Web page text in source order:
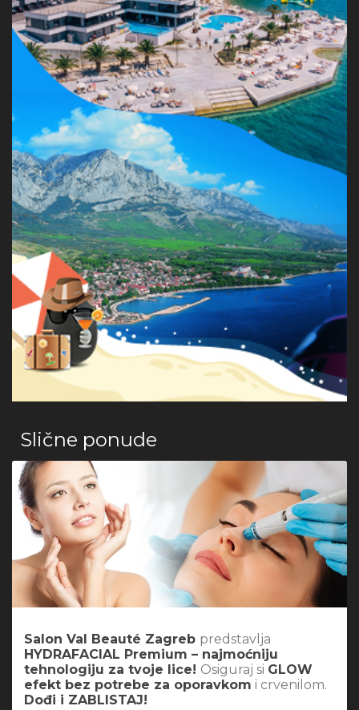
Slične ponude
Salon Val Beauté Zagreb predstavlja
HYDRAFACIAL Premium – najmoćniju
tehnologiju za tvoje lice! Osiguraj si GLOW
efekt bez potrebe za oporavkom i crvenilom.
Dođi i ZABLISTAJ!